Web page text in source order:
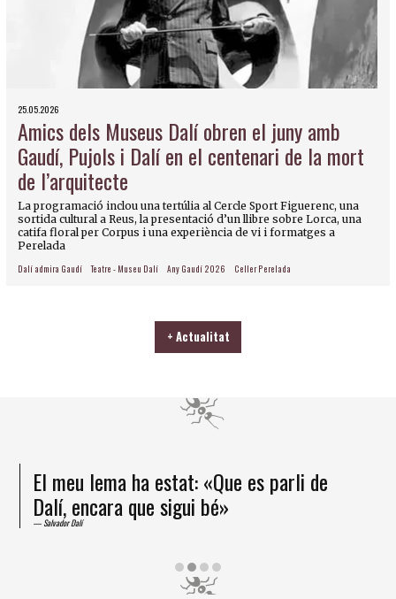
25.05.2026
Amics dels Museus Dalí obren el juny amb
Gaudí, Pujols i Dalí en el centenari de la mort
de l’arquitecte
La programació inclou una tertúlia al Cercle Sport Figuerenc, una
sortida cultural a Reus, la presentació d’un llibre sobre Lorca, una
catifa floral per Corpus i una experiència de vi i formatges a
Perelada
Dalí admira Gaudí Teatre - Museu Dalí Any Gaudí 2026 Celler Perelada
+ Actualitat
El meu lema ha estat: «Que es parli de
Dalí, encara que sigui bé»
Salvador Dalí